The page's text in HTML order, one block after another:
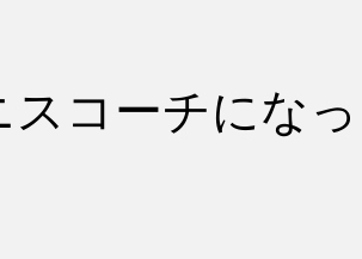
スコーチになっ